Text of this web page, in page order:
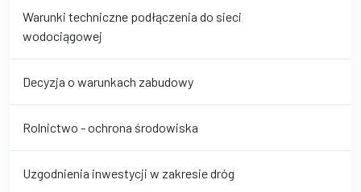
Warunki techniczne podłączenia do sieci
wodociągowej
Decyzja o warunkach zabudowy
Rolnictwo - ochrona środowiska
Uzgodnienia inwestycji w zakresie dróg